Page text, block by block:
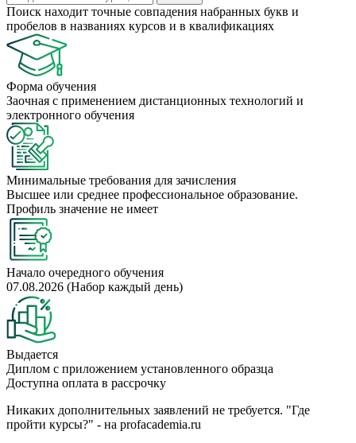
Поиск находит точные совпадения набранных букв и
пробелов в названиях курсов и в квалификациях
Форма обучения
Заочная с применением дистанционных технологий и
электронного обучения
Минимальные требования для зачисления
Высшее или среднее профессиональное образование.
Профиль значение не имеет
Начало очередного обучения
07.08.2026 (Набор каждый день)
Выдается
Диплом с приложением установленного образца
Доступна оплата в рассрочку
Никаких дополнительных заявлений не требуется. "Где
пройти курсы?" - на profacademia.ru